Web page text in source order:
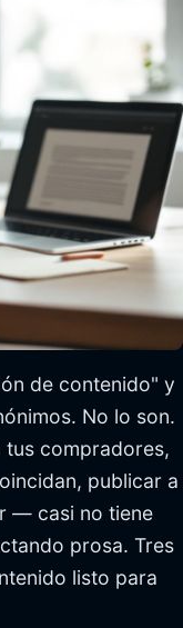
de contenido" y
No lo son.
compradores,
publicar a
— casi no tiene
prosa. Tres
listo para